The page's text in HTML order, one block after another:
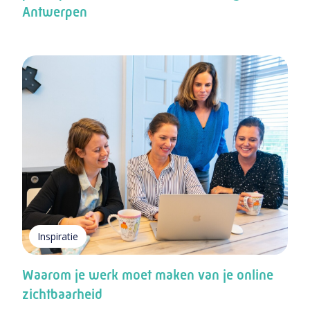
Antwerpen
Inspiratie
Waarom je werk moet maken van je online
zichtbaarheid